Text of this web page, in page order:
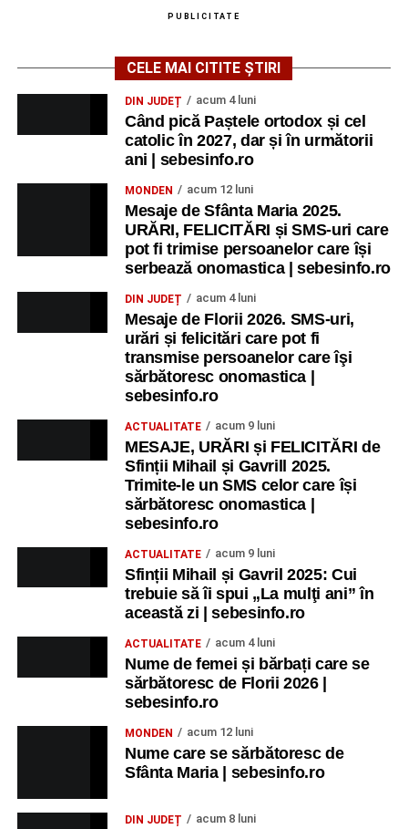
Urmărește-ne pe Google News
Ultimele știri din Sebeș
Zilele Municipiului Sebeș 2026: zece zile de
spectacole, filme, sport și evenimente culturale, la
festivalul „Armonii în Sebeș”. Programul complet
iluminatului public pe timpul nopții, în contextul
apelului la economii al Guvernului Bolojan
Duminică, 23 august 2026, Râpa Roșie găzduiește
cea de-a III-a ediție a concursului „CicloAventurier
de Sebeș”
PUBLICITATE
CELE MAI CITITE ȘTIRI
DIN JUDEȚ acum 4 luni
Când pică Paștele ortodox și cel
catolic în 2027, dar și în următorii
ani | sebesinfo.ro
MONDEN acum 12 luni
Mesaje de Sfânta Maria 2025.
URĂRI, FELICITĂRI și SMS-uri care
pot fi trimise persoanelor care își
serbează onomastica | sebesinfo.ro
DIN JUDEȚ acum 4 luni
Mesaje de Florii 2026. SMS-uri,
urări și felicitări care pot fi
transmise persoanelor care îşi
sărbătoresc onomastica |
sebesinfo.ro
ACTUALITATE acum 9 luni
MESAJE, URĂRI și FELICITĂRI de
Sfinții Mihail și Gavrill 2025.
Trimite-le un SMS celor care își
sărbătoresc onomastica |
sebesinfo.ro
ACTUALITATE acum 9 luni
Sfinții Mihail și Gavril 2025: Cui
trebuie să îi spui „La mulţi ani” în
această zi | sebesinfo.ro
ACTUALITATE acum 4 luni
Nume de femei și bărbați care se
sărbătoresc de Florii 2026 |
sebesinfo.ro
MONDEN acum 12 luni
Nume care se sărbătoresc de
Sfânta Maria | sebesinfo.ro
DIN JUDEȚ acum 8 luni